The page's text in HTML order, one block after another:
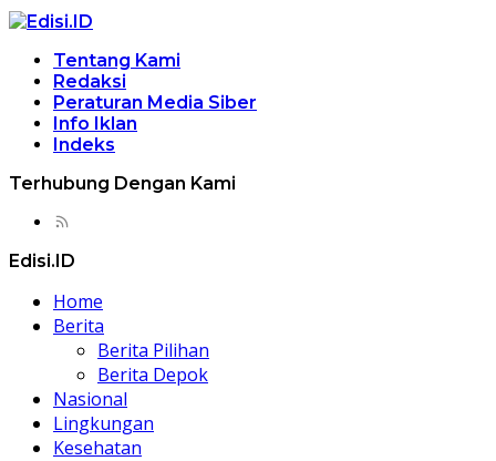
Tentang Kami
Redaksi
Peraturan Media Siber
Info Iklan
Indeks
Terhubung Dengan Kami
Edisi.ID
Home
Berita
Berita Pilihan
Berita Depok
Nasional
Lingkungan
Kesehatan